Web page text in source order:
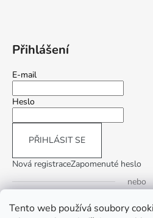
Tento web používá soubory
Přihlášení
E-mail
Heslo
PŘIHLÁSIT SE
Nová registraceZapomenuté heslo
nebo
Přihlásit